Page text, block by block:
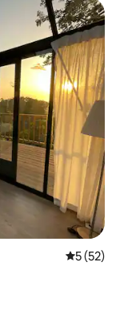
คะแนนเฉลี่
5 (52)